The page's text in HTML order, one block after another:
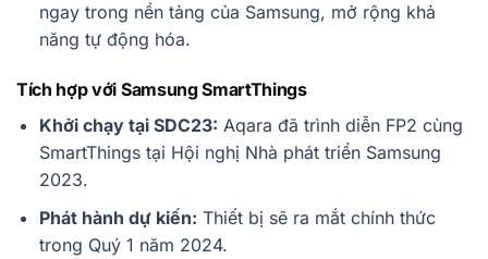
ngay trong nền tảng của Samsung, mở rộng khả
năng tự động hóa.
Tích hợp với Samsung SmartThings
Khởi chạy tại SDC23: Aqara đã trình diễn FP2 cùng
SmartThings tại Hội nghị Nhà phát triển Samsung
2023.
Phát hành dự kiến: Thiết bị sẽ ra mắt chính thức
trong Quý 1 năm 2024.